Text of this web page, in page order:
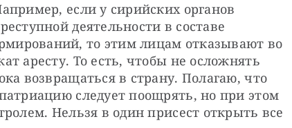
если у сирийских органов
деятельности в составе
то этим лицам отказывают во
аресту. То есть, чтобы не осложнять
возвращаться в страну. Полагаю, что
следует поощрять, но при этом
Нельзя в один присест открыть все